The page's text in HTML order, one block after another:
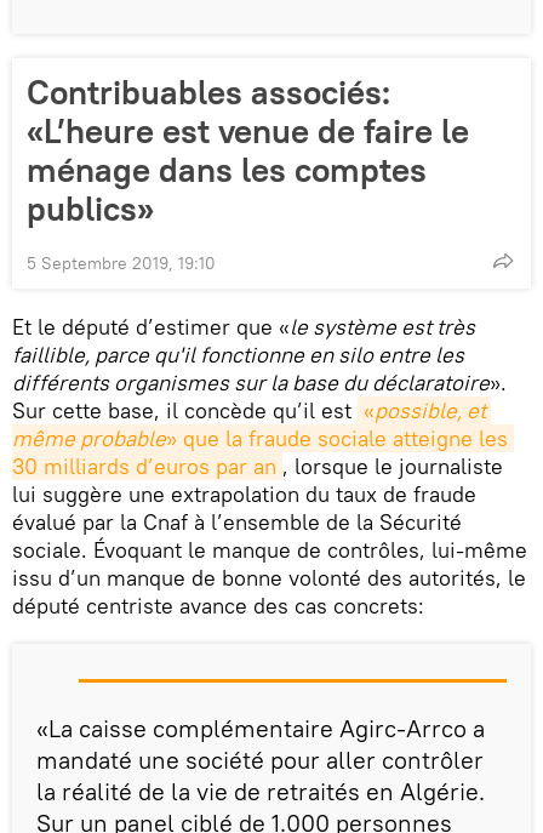
Contribuables associés:
«L’heure est venue de faire le
ménage dans les comptes
publics»
5 Septembre 2019, 19:10
Et le député d’estimer que «le système est très
faillible, parce qu'il fonctionne en silo entre les
différents organismes sur la base du déclaratoire».
Sur cette base, il concède qu’il est «possible, et
même probable» que la fraude sociale atteigne les
30 milliards d’euros par an , lorsque le journaliste
lui suggère une extrapolation du taux de fraude
évalué par la Cnaf à l’ensemble de la Sécurité
sociale. Évoquant le manque de contrôles, lui-même
issu d’un manque de bonne volonté des autorités, le
député centriste avance des cas concrets:
«La caisse complémentaire Agirc-Arrco a
mandaté une société pour aller contrôler
la réalité de la vie de retraités en Algérie.
Sur un panel ciblé de 1.000 personnes